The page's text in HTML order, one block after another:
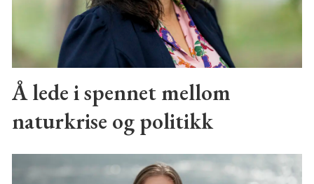
Å lede i spennet mellom
naturkrise og politikk